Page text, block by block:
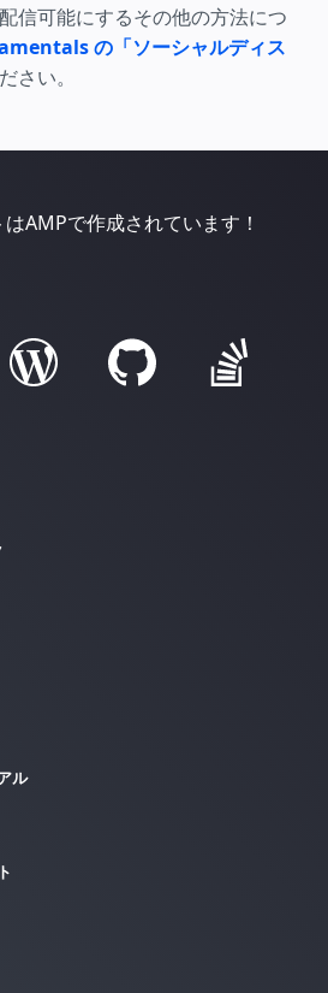
信可能にするその他の方法につ
の「ソーシャルディス
さい。
AMPで作成されています！
ル